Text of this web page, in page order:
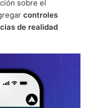
sobre el
controles
de realidad